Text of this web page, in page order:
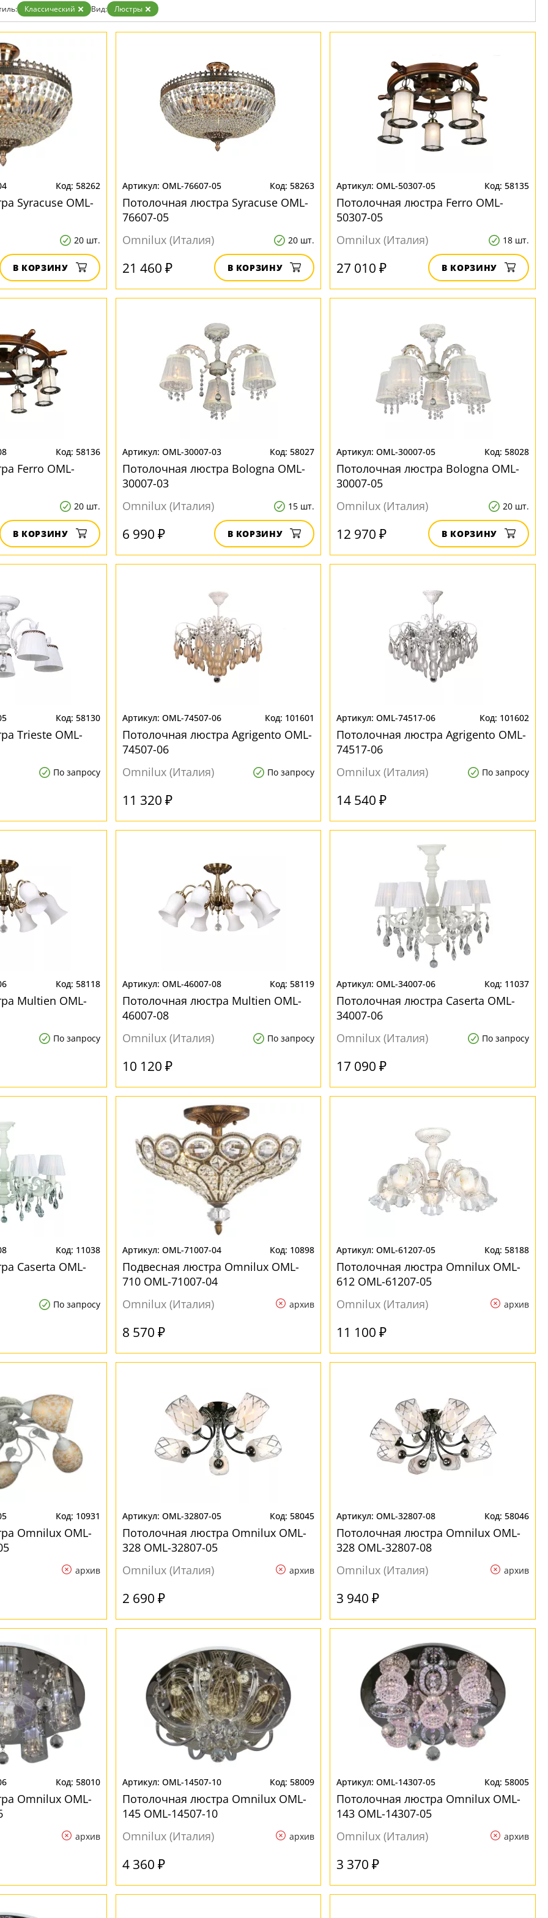
Золото
Прозрачные
Хром
Классический Вид: Люстры
58262
Syracuse OML-
20 шт.
В КОРЗИНУ
OML-76607-05 58263
Потолочная люстра Syracuse OML-
76607-05
Omnilux (Италия)
20 шт.
21 460 ₽ В КОРЗИНУ
OML-50307-05 58135
Потолочная люстра Ferro OML-
50307-05
Omnilux (Италия)
18 шт.
27 010 ₽ В КОРЗИНУ
58136
Ferro OML-
20 шт.
В КОРЗИНУ
OML-30007-03 58027
Потолочная люстра Bologna OML-
30007-03
Omnilux (Италия)
15 шт.
6 990 ₽ В КОРЗИНУ
OML-30007-05 58028
Потолочная люстра Bologna OML-
30007-05
Omnilux (Италия)
20 шт.
12 970 ₽ В КОРЗИНУ
58130
Trieste OML-
По запросу
OML-74507-06 101601
Потолочная люстра Agrigento OML-
74507-06
Omnilux (Италия)
По запросу
11 320 ₽
OML-74517-06 101602
Потолочная люстра Agrigento OML-
74517-06
Omnilux (Италия)
По запросу
14 540 ₽
58118
Multien OML-
По запросу
OML-46007-08 58119
Потолочная люстра Multien OML-
46007-08
Omnilux (Италия)
По запросу
10 120 ₽
OML-34007-06 11037
Потолочная люстра Caserta OML-
34007-06
Omnilux (Италия)
По запросу
17 090 ₽
11038
Caserta OML-
По запросу
OML-71007-04 10898
Подвесная люстра Omnilux OML-
710 OML-71007-04
Omnilux (Италия)
архив
8 570 ₽
OML-61207-05 58188
Потолочная люстра Omnilux OML-
612 OML-61207-05
Omnilux (Италия)
архив
11 100 ₽
10931
Omnilux OML-
архив
OML-32807-05 58045
Потолочная люстра Omnilux OML-
328 OML-32807-05
Omnilux (Италия)
архив
2 690 ₽
OML-32807-08 58046
Потолочная люстра Omnilux OML-
328 OML-32807-08
Omnilux (Италия)
архив
3 940 ₽
58010
Omnilux OML-
архив
OML-14507-10 58009
Потолочная люстра Omnilux OML-
145 OML-14507-10
Omnilux (Италия)
архив
4 360 ₽
OML-14307-05 58005
Потолочная люстра Omnilux OML-
143 OML-14307-05
Omnilux (Италия)
архив
3 370 ₽